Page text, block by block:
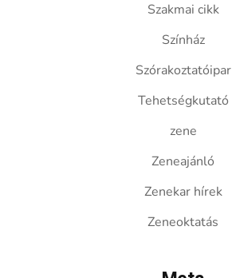
Szakmai cikk
Színház
Szórakoztatóipar
Tehetségkutató
zene
Zeneajánló
Zenekar hírek
Zeneoktatás